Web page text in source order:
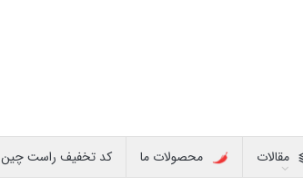
مقالات محصولات ما کد تخفیف راست چین